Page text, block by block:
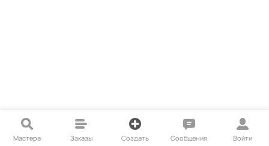
Мастера Заказы Создать Сообщения Войти